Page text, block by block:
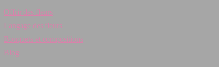
Offrir des fleurs
Langage des fleurs
Bouquets et compositions
Blog